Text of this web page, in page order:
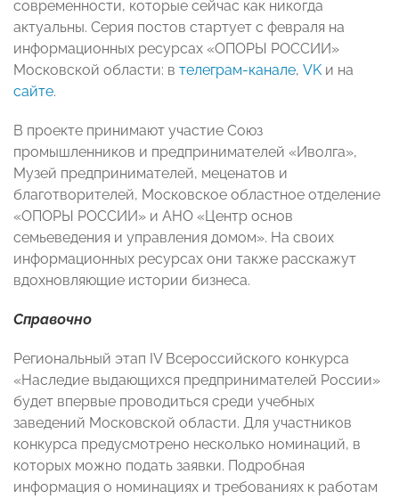
современности, которые сейчас как никогда
актуальны. Серия постов стартует с февраля на
информационных ресурсах «ОПОРЫ РОССИИ»
Московской области: в телеграм-канале, VK и на
сайте.
В проекте принимают участие Союз
промышленников и предпринимателей «Иволга»,
Музей предпринимателей, меценатов и
благотворителей, Московское областное отделение
«ОПОРЫ РОССИИ» и АНО «Центр основ
семьеведения и управления домом». На своих
информационных ресурсах они также расскажут
вдохновляющие истории бизнеса.
Справочно
Региональный этап IV Всероссийского конкурса
«Наследие выдающихся предпринимателей России»
будет впервые проводиться среди учебных
заведений Московской области. Для участников
конкурса предусмотрено несколько номинаций, в
которых можно подать заявки. Подробная
информация о номинациях и требованиях к работам